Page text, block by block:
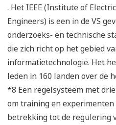
. Het IEEE (Institute of
Engineers) is een in de VS
onderzoeks- en technische
die zich richt op het gebied
informatietechnologie. Het
leden in 160 landen over de
*8 Een regelsysteem met
om training en
betrekking tot de regulering